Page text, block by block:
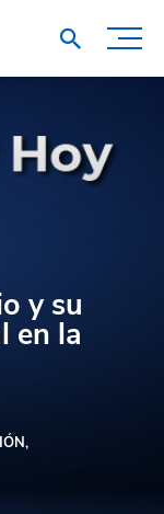
y su
en la